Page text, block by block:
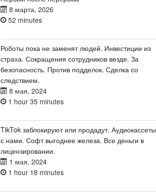
8 марта, 2026
52 minutes
Роботы пока не заменят людей. Инвестиции из
страха. Сокращения сотрудников везде. За
безопасность. Против подделок. Сделка со
следствием.
8 мая, 2024
1 hour 35 minutes
TikTok заблокируют или продадут. Аудиокассеты
с нами. Софт выгоднее железа. Все деньги в
лицензировании.
1 мая, 2024
1 hour 18 minutes